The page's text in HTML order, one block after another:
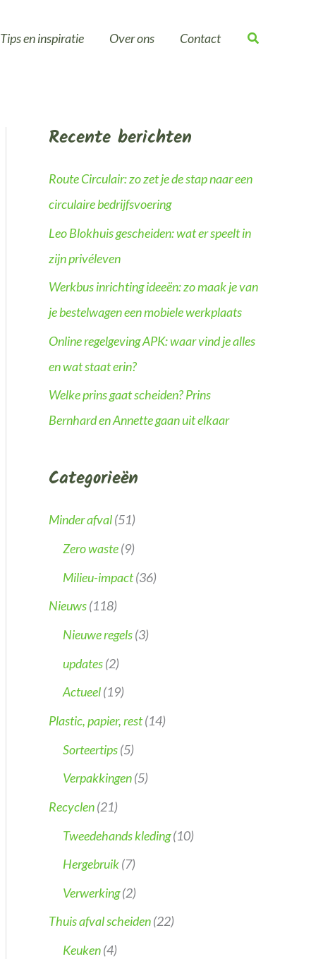
Tips en inspiratie Over ons Contact
Recente berichten
Route Circulair: zo zet je de stap naar een
circulaire bedrijfsvoering
Leo Blokhuis gescheiden: wat er speelt in
zijn privéleven
Werkbus inrichting ideeën: zo maak je van
je bestelwagen een mobiele werkplaats
Online regelgeving APK: waar vind je alles
en wat staat erin?
Welke prins gaat scheiden? Prins
Bernhard en Annette gaan uit elkaar
Categorieën
Minder afval(51)
Zero waste(9)
Milieu-impact(36)
Nieuws(118)
Nieuwe regels(3)
updates(2)
Actueel(19)
Plastic, papier, rest(14)
Sorteertips(5)
Verpakkingen(5)
Recyclen(21)
Tweedehands kleding(10)
Hergebruik(7)
Verwerking(2)
Thuis afval scheiden(22)
Keuken(4)